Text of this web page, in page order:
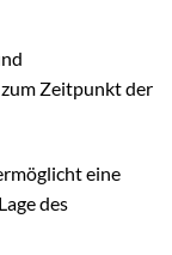
Zeitpunkt der
eine
des